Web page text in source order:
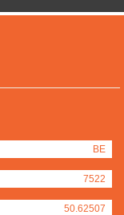
BE
7522
50.62507